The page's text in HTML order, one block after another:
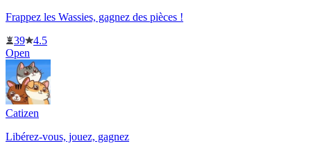
Frappez les Wassies, gagnez des pièces !
39
4.5
Open
Catizen
Libérez-vous, jouez, gagnez